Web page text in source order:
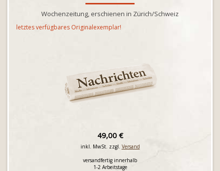
Wochenzeitung, erschienen in Zürich/Schweiz
letztes verfügbares Originalexemplar!
49,00 €
inkl. MwSt. zzgl. Versand
versandfertig innerhalb
1-2 Arbeitstage